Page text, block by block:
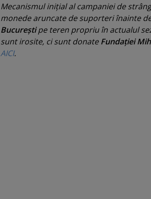
Mecanismul iniţial al campaniei de
monede aruncate de suporteri înainte
Bucureştipe teren propriu în actualul
sunt irosite, ci sunt donateFundaţiei
AICI.